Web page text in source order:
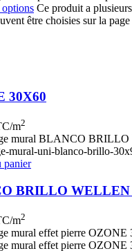
Ce produit a
être choisies sur la
30X60
m2
panier
BRILLO WELLEN
m2